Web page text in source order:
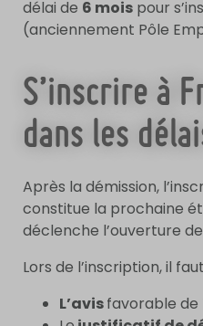
délai de 6 mois pour
(anciennement Pôle
S’inscrire à
dans les
Après la démission,
constitue la prochaine
déclenche l’ouverture
Lors de l’inscription, il
L’avisfavorable de